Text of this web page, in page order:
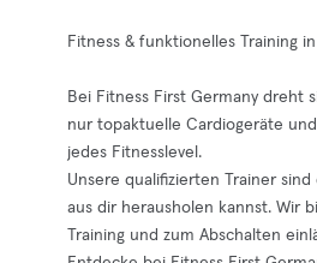
Fitness & funktionelles Training
Bei Fitness First Germany dreht
nur topaktuelle Cardiogeräte
jedes Fitnesslevel.
Unsere qualifizierten Trainer
aus dir herausholen kannst. Wir
Training und zum Abschalten